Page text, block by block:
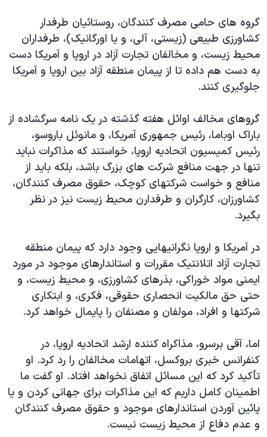
گروه های حامی مصرف کنندگان، روستائیان طرفدار
کشاورزی طبیعی (زیستی، آلی، و یا اورگانیک)، طرفداران
محیط زیست، و مخالفان تجارت آزاد در اروپا و آمریکا دست
به دست هم داده تا از پیمان منطقه آزاد بین اروپا و آمریکا
جلوگیری کنند.
گروهای مخالف اوائل هفته گذشته در یک نامه سرگشاده از
باراک اوباما، رئیس جمهوری آمریکا، و مانوئل باروسو،
رئیس کمیسیون اتحادیه اروپا، خواستند که مذاکرات نباید
تنها در جهت منافع شرکت های بزرگ باشد، بلکه باید از
منافع و خواست شرکتهای کوچک، حقوق مصرف کنندگان،
کشاورزان، کارگران و طرفدارن محیط زیست نیز در نظر
بگیرد.
در آمریکا و اروپا نگرانیهایی وجود دارد که پیمان منطقه
تجارت آزاد اتلانتیک مقررات و استاندارهای موجود در مورد
ایمنی مواد خوراکی، بذرهای کشاورزی، و محیط زیست، و
حتی حق مالکيت انحصاری حقوقی، فکری، و ابتکاری
شرکتها و افراد، مولفان و مصنفان را پایمال خواهد کرد.
اما، آقی برسرو، مذاکراه کننده ارشد اتحادیه اروپا، در
کنفرانس خبری بروکسل، اتهامات مخالفان را رد کرد. او
تأکید کرد که این مسائل اتفاق نخواهد افتاد. او گفت ما
اطمینان کامل داریم که این مذاکرات برای جهانی کردن و یا
پائین آوردن استاندارهای موجود و حقوق مصرف کنندگان
و عدم دفاع از محیط زیست نیست.